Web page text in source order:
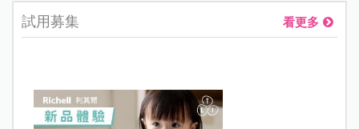
試用募集 看更多